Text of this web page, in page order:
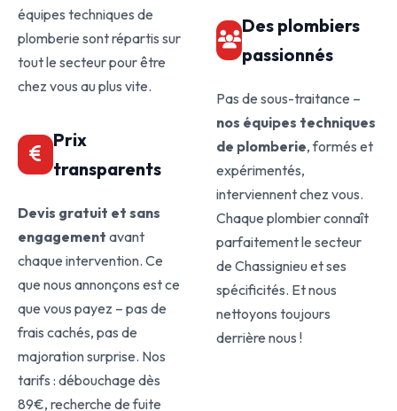
équipes techniques de
plomberie sont répartis sur
tout le secteur pour être
chez vous au plus vite.
Prix
transparents
Devis gratuit et sans
engagement avant
chaque intervention. Ce
que nous annonçons est ce
que vous payez – pas de
frais cachés, pas de
majoration surprise. Nos
tarifs : débouchage dès
89€, recherche de fuite
Des plombiers
passionnés
Pas de sous-traitance –
nos équipes techniques
de plomberie, formés et
expérimentés,
interviennent chez vous.
Chaque plombier connaît
parfaitement le secteur
de Chassignieu et ses
spécificités. Et nous
nettoyons toujours
derrière nous !